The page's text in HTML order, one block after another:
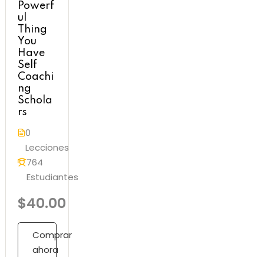
Powerf
ul
Thing
You
Have
Self
Coachi
ng
Schola
rs
0
Lecciones
764
Estudiantes
$40.00
Comprar
ahora